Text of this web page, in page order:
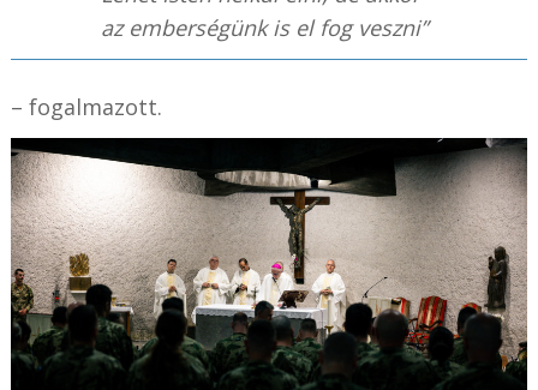
az emberségünk is el fog veszni”
– fogalmazott.